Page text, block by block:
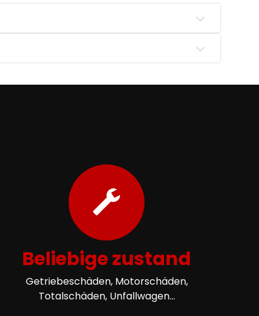
Beliebige zustand
Getriebeschäden, Motorschäden,
Totalschäden, Unfallwagen...